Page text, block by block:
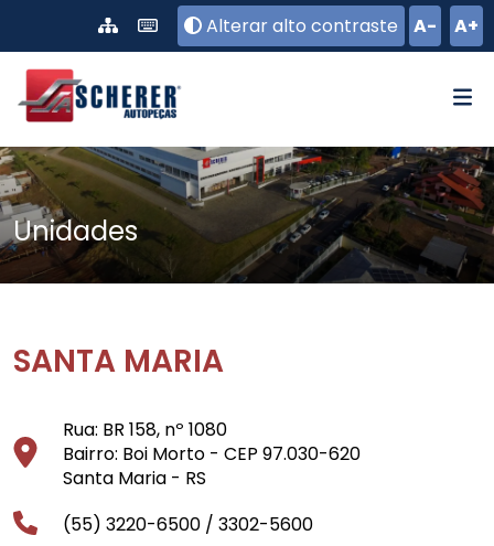
Alterar alto contraste
A- A+
Unidades
SANTA MARIA
Rua: BR 158, nº 1080
Bairro: Boi Morto - CEP 97.030-620
Santa Maria - RS
(55) 3220-6500 / 3302-5600